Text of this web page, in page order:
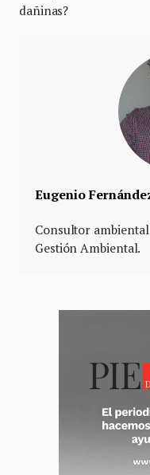
dañinas?
Eugenio
Consultor
Gestión Ambiental.